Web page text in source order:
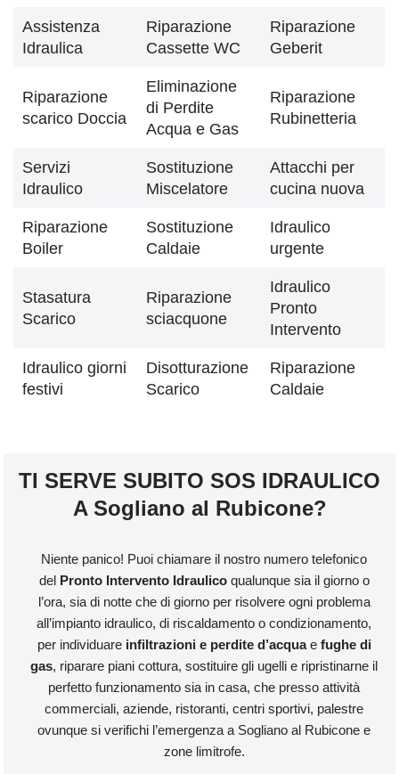
Assistenza
Idraulica
Riparazione
Cassette WC
Riparazione
Geberit
Riparazione
scarico Doccia
Eliminazione
di Perdite
Acqua e Gas
Riparazione
Rubinetteria
Servizi
Idraulico
Sostituzione
Miscelatore
Attacchi per
cucina nuova
Riparazione
Boiler
Sostituzione
Caldaie
Idraulico
urgente
Stasatura
Scarico
Riparazione
sciacquone
Idraulico
Pronto
Intervento
Idraulico giorni
festivi
Disotturazione
Scarico
Riparazione
Caldaie
TI SERVE SUBITO SOS IDRAULICO
A Sogliano al Rubicone?
Niente panico! Puoi chiamare il nostro numero telefonico
del Pronto Intervento Idraulicoqualunque sia il giorno o
l’ora, sia di notte che di giorno per risolvere ogni problema
all’impianto idraulico, di riscaldamento o condizionamento,
per individuare infiltrazioni e perdite d’acquae fughe di
gas, riparare piani cottura, sostituire gli ugelli e ripristinarne il
perfetto funzionamento sia in casa, che presso attività
commerciali, aziende, ristoranti, centri sportivi, palestre
ovunque si verifichi l’emergenza a Sogliano al Rubicone e
zone limitrofe.